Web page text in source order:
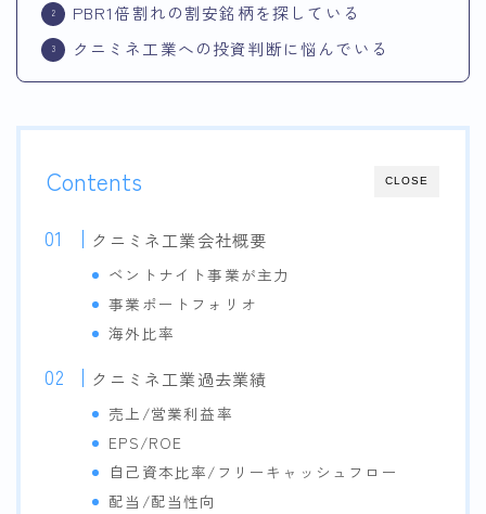
PBR1倍割れの割安銘柄を探している
クニミネ工業への投資判断に悩んでいる
CLOSE
Contents
クニミネ工業会社概要
ベントナイト事業が主力
事業ポートフォリオ
海外比率
クニミネ工業過去業績
売上/営業利益率
EPS/ROE
自己資本比率/フリーキャッシュフロー
配当/配当性向